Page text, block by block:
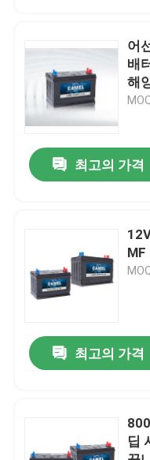
제품
우리에 대하여
공장 여행
연락주세요
Group Website
자동차 스타터 배터리
리튬 이온 스타터 배
어
배
해
최고의 가격
MF
최고의 가격
딥